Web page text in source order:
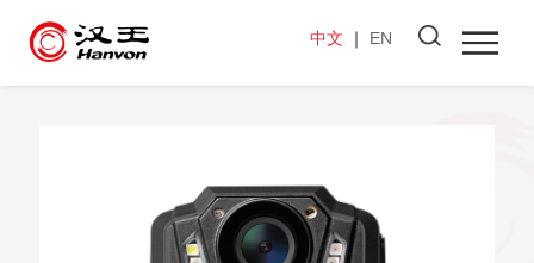
中文 ｜ EN